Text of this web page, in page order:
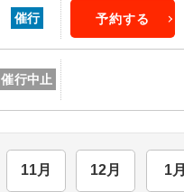
催行 予約する
催行中止
11月 12月 1